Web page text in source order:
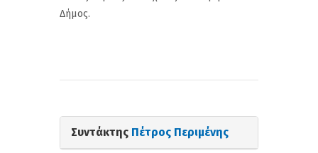
Δήμος.
Συντάκτης Πέτρος Περιμένης